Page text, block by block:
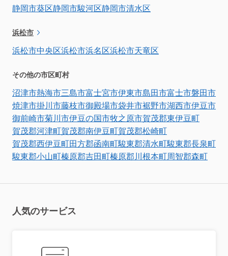
静岡市葵区静岡市駿河区静岡市清水区
浜松市
浜松市中央区浜松市浜名区浜松市天竜区
その他の市区町村
沼津市熱海市三島市富士宮市伊東市島田市富士市磐田市
焼津市掛川市藤枝市御殿場市袋井市裾野市湖西市伊豆市
御前崎市菊川市伊豆の国市牧之原市賀茂郡東伊豆町
賀茂郡河津町賀茂郡南伊豆町賀茂郡松崎町
賀茂郡西伊豆町田方郡函南町駿東郡清水町駿東郡長泉町
駿東郡小山町榛原郡吉田町榛原郡川根本町周智郡森町
人気のサービス